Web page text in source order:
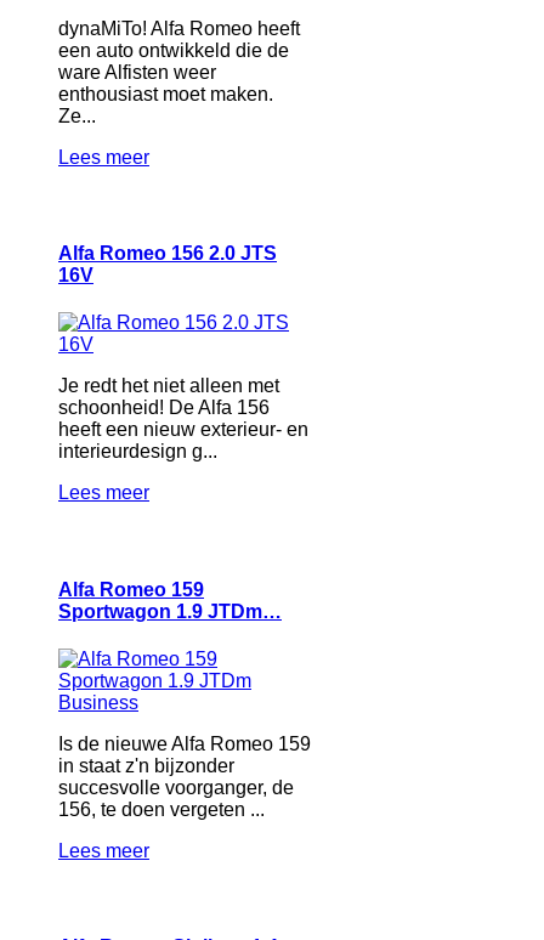
dynaMiTo! Alfa Romeo heeft
een auto ontwikkeld die de
ware Alfisten weer
enthousiast moet maken.
Ze...
Lees meer
Alfa Romeo 156 2.0 JTS
16V
Je redt het niet alleen met
schoonheid! De Alfa 156
heeft een nieuw exterieur- en
interieurdesign g...
Lees meer
Alfa Romeo 159
Sportwagon 1.9 JTDm…
Is de nieuwe Alfa Romeo 159
in staat z'n bijzonder
succesvolle voorganger, de
156, te doen vergeten ...
Lees meer